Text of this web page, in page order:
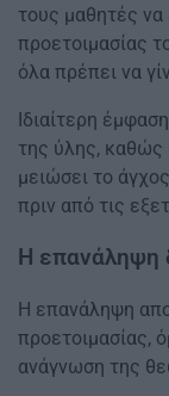
τους μαθητές να
προετοιμασίας
όλα πρέπει να
Ιδιαίτερη
της ύλης, καθώς
μειώσει το
πριν από τις
Η επανάληψη
Η επανάληψη
προετοιμασίας,
ανάγνωση της